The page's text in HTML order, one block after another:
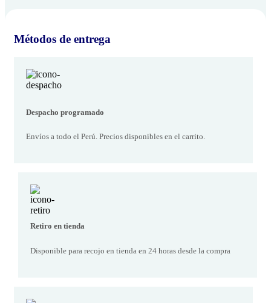
Métodos de entrega
Despacho programado
Envíos a todo el Perú. Precios disponibles en el carrito.
Retiro en tienda
Disponible para recojo en tienda en 24 horas desde la compra